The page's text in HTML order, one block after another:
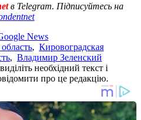
в Telegram. Підписуйтесь на
News
, Кировоградская
, Владимир Зеленский
необхідний текст і
про це редакцію.